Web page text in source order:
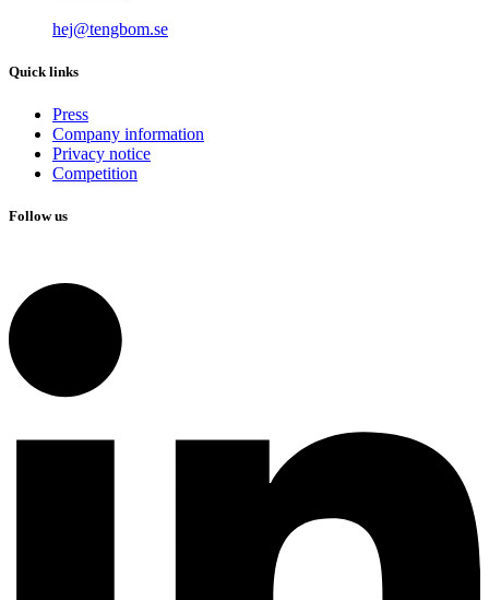
hej@tengbom.se
Quick links
Press
Company information
Privacy notice
Competition
Follow us